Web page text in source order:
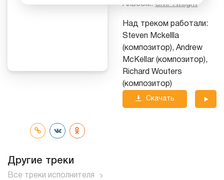
Альбом:Civil Twilight
Над треком работали:
Steven Mckellla
(композитор), Andrew
McKellar (композитор),
Richard Wouters
(композитор)
Скачать
Другие треки
Все треки исполнителя